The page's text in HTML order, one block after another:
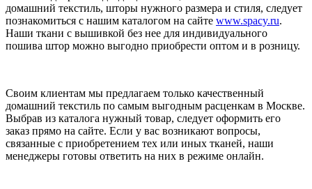
домашний текстиль, шторы нужного размера и стиля, следует
познакомиться с нашим каталогом на сайте www.spacy.ru.
Наши ткани с вышивкой без нее для индивидуального
пошива штор можно выгодно приобрести оптом и в розницу.
Своим клиентам мы предлагаем только качественный
домашний текстиль по самым выгодным расценкам в Москве.
Выбрав из каталога нужный товар, следует оформить его
заказ прямо на сайте. Если у вас возникают вопросы,
связанные с приобретением тех или иных тканей, наши
менеджеры готовы ответить на них в режиме онлайн.